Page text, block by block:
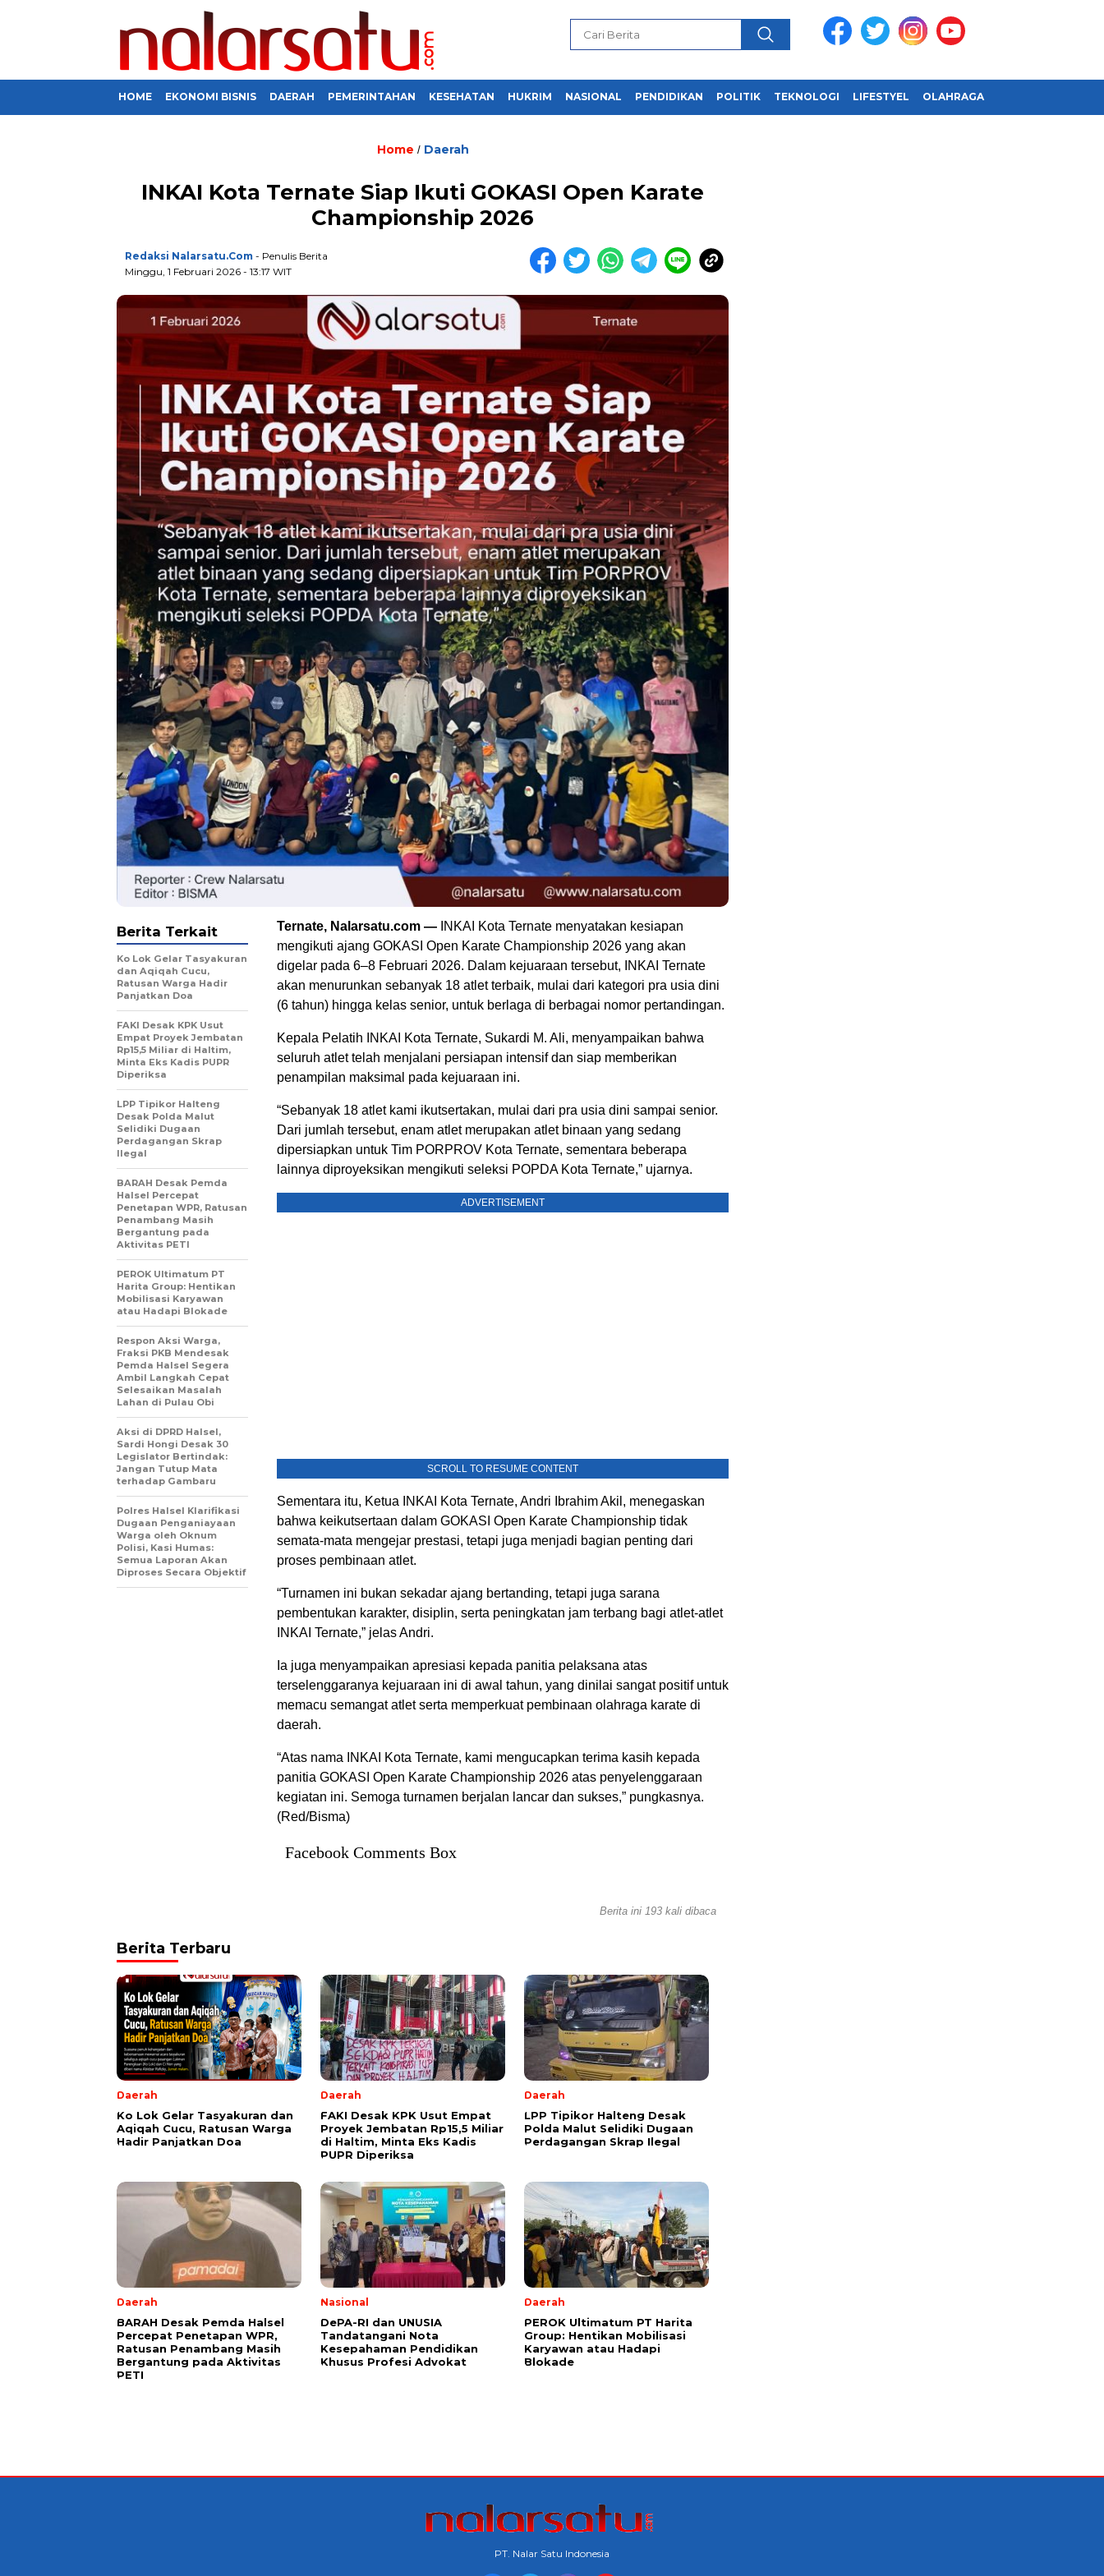
HOME EKONOMI BISNIS DAERAH PEMERINTAHAN KESEHATAN HUKRIM NASIONAL PENDIDIKAN POLITIK TEKNOLOGI LIFESTYEL OLAHRAGA
Home / Daerah
INKAI Kota Ternate Siap Ikuti GOKASI Open Karate
Championship 2026
Redaksi Nalarsatu.com - Penulis Berita
Minggu, 1 Februari 2026 - 13:17 WIT
Ternate, Nalarsatu.com — INKAI Kota Ternate menyatakan kesiapan
mengikuti ajang GOKASI Open Karate Championship 2026 yang akan
digelar pada 6–8 Februari 2026. Dalam kejuaraan tersebut, INKAI Ternate
akan menurunkan sebanyak 18 atlet terbaik, mulai dari kategori pra usia dini
(6 tahun) hingga kelas senior, untuk berlaga di berbagai nomor pertandingan.
Kepala Pelatih INKAI Kota Ternate, Sukardi M. Ali, menyampaikan bahwa
seluruh atlet telah menjalani persiapan intensif dan siap memberikan
penampilan maksimal pada kejuaraan ini.
“Sebanyak 18 atlet kami ikutsertakan, mulai dari pra usia dini sampai senior.
Dari jumlah tersebut, enam atlet merupakan atlet binaan yang sedang
dipersiapkan untuk Tim PORPROV Kota Ternate, sementara beberapa
lainnya diproyeksikan mengikuti seleksi POPDA Kota Ternate,” ujarnya.
ADVERTISEMENT
SCROLL TO RESUME CONTENT
Sementara itu, Ketua INKAI Kota Ternate, Andri Ibrahim Akil, menegaskan
bahwa keikutsertaan dalam GOKASI Open Karate Championship tidak
semata-mata mengejar prestasi, tetapi juga menjadi bagian penting dari
proses pembinaan atlet.
“Turnamen ini bukan sekadar ajang bertanding, tetapi juga sarana
pembentukan karakter, disiplin, serta peningkatan jam terbang bagi atlet-atlet
INKAI Ternate,” jelas Andri.
Ia juga menyampaikan apresiasi kepada panitia pelaksana atas
terselenggaranya kejuaraan ini di awal tahun, yang dinilai sangat positif untuk
memacu semangat atlet serta memperkuat pembinaan olahraga karate di
daerah.
“Atas nama INKAI Kota Ternate, kami mengucapkan terima kasih kepada
panitia GOKASI Open Karate Championship 2026 atas penyelenggaraan
kegiatan ini. Semoga turnamen berjalan lancar dan sukses,” pungkasnya.
(Red/Bisma)
Facebook Comments Box
Berita Terkait
Ko Lok Gelar Tasyakuran
dan Aqiqah Cucu,
Ratusan Warga Hadir
Panjatkan Doa
FAKI Desak KPK Usut
Empat Proyek Jembatan
Rp15,5 Miliar di Haltim,
Minta Eks Kadis PUPR
Diperiksa
LPP Tipikor Halteng
Desak Polda Malut
Selidiki Dugaan
Perdagangan Skrap
Ilegal
BARAH Desak Pemda
Halsel Percepat
Penetapan WPR, Ratusan
Penambang Masih
Bergantung pada
Aktivitas PETI
PEROK Ultimatum PT
Harita Group: Hentikan
Mobilisasi Karyawan
atau Hadapi Blokade
Respon Aksi Warga,
Fraksi PKB Mendesak
Pemda Halsel Segera
Ambil Langkah Cepat
Selesaikan Masalah
Lahan di Pulau Obi
Aksi di DPRD Halsel,
Sardi Hongi Desak 30
Legislator Bertindak:
Jangan Tutup Mata
terhadap Gambaru
Polres Halsel Klarifikasi
Dugaan Penganiayaan
Warga oleh Oknum
Polisi, Kasi Humas:
Semua Laporan Akan
Diproses Secara Objektif
Berita ini 193 kali dibaca
Berita Terbaru
Daerah
Ko Lok Gelar Tasyakuran dan
Aqiqah Cucu, Ratusan Warga
Hadir Panjatkan Doa
Daerah
FAKI Desak KPK Usut Empat
Proyek Jembatan Rp15,5 Miliar
di Haltim, Minta Eks Kadis
PUPR Diperiksa
Daerah
LPP Tipikor Halteng Desak
Polda Malut Selidiki Dugaan
Perdagangan Skrap Ilegal
Daerah
BARAH Desak Pemda Halsel
Percepat Penetapan WPR,
Ratusan Penambang Masih
Bergantung pada Aktivitas
PETI
Nasional
DePA-RI dan UNUSIA
Tandatangani Nota
Kesepahaman Pendidikan
Khusus Profesi Advokat
Daerah
PEROK Ultimatum PT Harita
Group: Hentikan Mobilisasi
Karyawan atau Hadapi
Blokade
PT. Nalar Satu Indonesia